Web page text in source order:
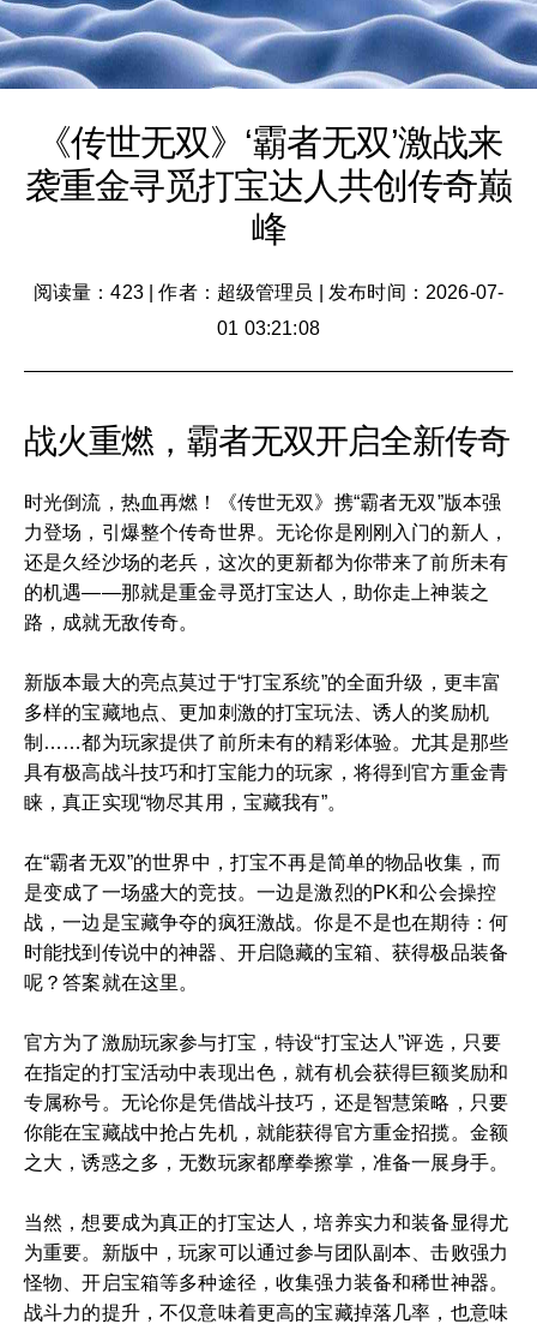
《传世无双》‘霸者无双’激战来
袭重金寻觅打宝达人共创传奇巅
峰
阅读量：423|作者：超级管理员
发布时间：2026-07-
01 03:21:08
战火重燃，霸者无双开启全新传奇
时光倒流，热血再燃！《传世无双》携“霸者无双”版本强
力登场，引爆整个传奇世界。无论你是刚刚入门的新人，
还是久经沙场的老兵，这次的更新都为你带来了前所未有
的机遇——那就是重金寻觅打宝达人，助你走上神装之
路，成就无敌传奇。
新版本最大的亮点莫过于“打宝系统”的全面升级，更丰富
多样的宝藏地点、更加刺激的打宝玩法、诱人的奖励机
制……都为玩家提供了前所未有的精彩体验。尤其是那些
具有极高战斗技巧和打宝能力的玩家，将得到官方重金青
睐，真正实现“物尽其用，宝藏我有”。
在“霸者无双”的世界中，打宝不再是简单的物品收集，而
是变成了一场盛大的竞技。一边是激烈的PK和公会操控
战，一边是宝藏争夺的疯狂激战。你是不是也在期待：何
时能找到传说中的神器、开启隐藏的宝箱、获得极品装备
呢？答案就在这里。
官方为了激励玩家参与打宝，特设“打宝达人”评选，只要
在指定的打宝活动中表现出色，就有机会获得巨额奖励和
专属称号。无论你是凭借战斗技巧，还是智慧策略，只要
你能在宝藏战中抢占先机，就能获得官方重金招揽。金额
之大，诱惑之多，无数玩家都摩拳擦掌，准备一展身手。
当然，想要成为真正的打宝达人，培养实力和装备显得尤
为重要。新版中，玩家可以通过参与团队副本、击败强力
怪物、开启宝箱等多种途径，收集强力装备和稀世神器。
战斗力的提升，不仅意味着更高的宝藏掉落几率，也意味